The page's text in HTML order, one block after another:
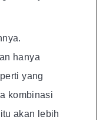
hanya
yang
kombinasi
itu akan lebih